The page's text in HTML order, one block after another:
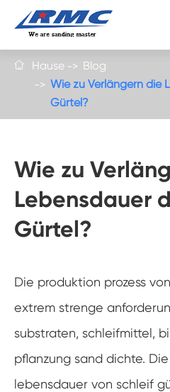
 Hause
Blog
Wie zu Verlängern die
Gürtel?
Wie zu
Lebensdauer
Gürtel?
Die produktion prozess
extrem strenge
substraten, schleifmittel,
pflanzung sand dichte.
lebensdauer von schleif